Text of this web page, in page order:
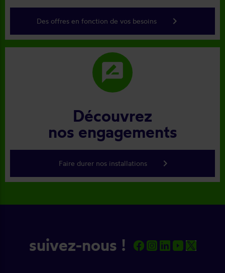
Des offres en fonction de vos besoins keyboard_arrow_right
rate_review
Découvrez
nos engagements
Faire durer nos installations keyboard_arrow_right
suivez-nous !